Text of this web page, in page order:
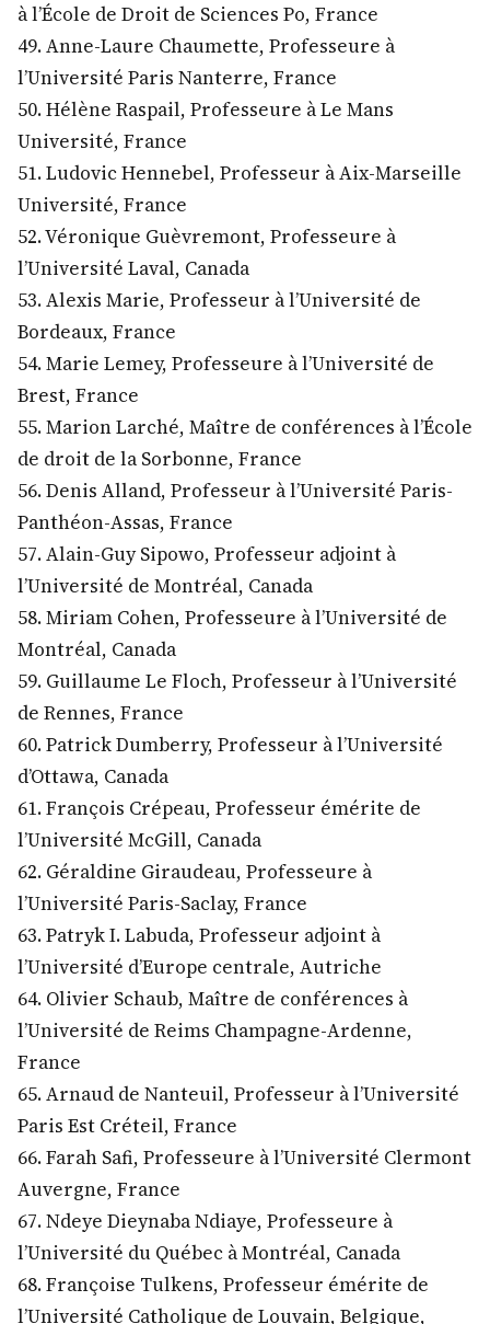
à l’École de Droit de Sciences Po, France
49. Anne-Laure Chaumette, Professeure à
l’Université Paris Nanterre, France
50. Hélène Raspail, Professeure à Le Mans
Université, France
51. Ludovic Hennebel, Professeur à Aix-Marseille
Université, France
52. Véronique Guèvremont, Professeure à
l’Université Laval, Canada
53. Alexis Marie, Professeur à l’Université de
Bordeaux, France
54. Marie Lemey, Professeure à l’Université de
Brest, France
55. Marion Larché, Maître de conférences à l’École
de droit de la Sorbonne, France
56. Denis Alland, Professeur à l’Université Paris-
Panthéon-Assas, France
57. Alain-Guy Sipowo, Professeur adjoint à
l’Université de Montréal, Canada
58. Miriam Cohen, Professeure à l’Université de
Montréal, Canada
59. Guillaume Le Floch, Professeur à l’Université
de Rennes, France
60. Patrick Dumberry, Professeur à l’Université
d’Ottawa, Canada
61. François Crépeau, Professeur émérite de
l’Université McGill, Canada
62. Géraldine Giraudeau, Professeure à
l’Université Paris-Saclay, France
63. Patryk I. Labuda, Professeur adjoint à
l’Université d’Europe centrale, Autriche
64. Olivier Schaub, Maître de conférences à
l’Université de Reims Champagne-Ardenne,
France
65. Arnaud de Nanteuil, Professeur à l’Université
Paris Est Créteil, France
66. Farah Safi, Professeure à l’Université Clermont
Auvergne, France
67. Ndeye Dieynaba Ndiaye, Professeure à
l’Université du Québec à Montréal, Canada
68. Françoise Tulkens, Professeur émérite de
l’Université Catholique de Louvain, Belgique,